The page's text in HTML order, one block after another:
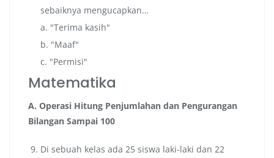
sebaiknya mengucapkan…
a. "Terima kasih"
b. "Maaf"
c. "Permisi"
Matematika
A. Operasi Hitung Penjumlahan dan Pengurangan
Bilangan Sampai 100
Di sebuah kelas ada 25 siswa laki-laki dan 22